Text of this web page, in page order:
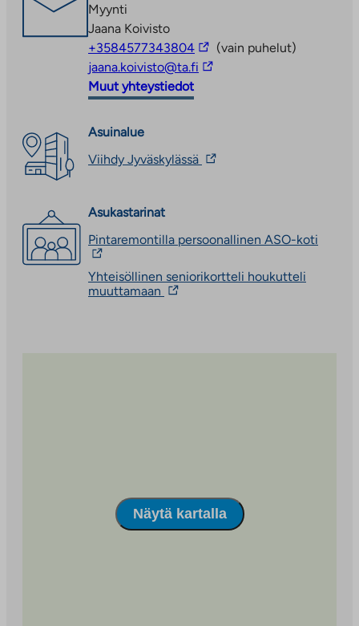
Myynti
Jaana Koivisto
+3584577343804Linkki
vie
(vain puhelut)
jaana.koivisto@ta.fi Linkki
Muut yhteystiedot
Asuinalue
Viihdy Jyväskylässä Linkki
aukeaa
uuteen
Asukastarinat
Pintaremontilla persoonallinen ASO-koti
Yhteisöllinen seniorikortteli houkutteli
muuttamaan Linkki
Näytä kartalla